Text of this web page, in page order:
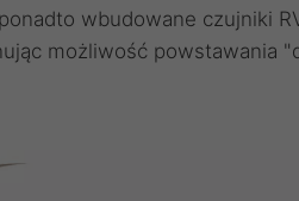
wbudowane czujniki
możliwość powstawania